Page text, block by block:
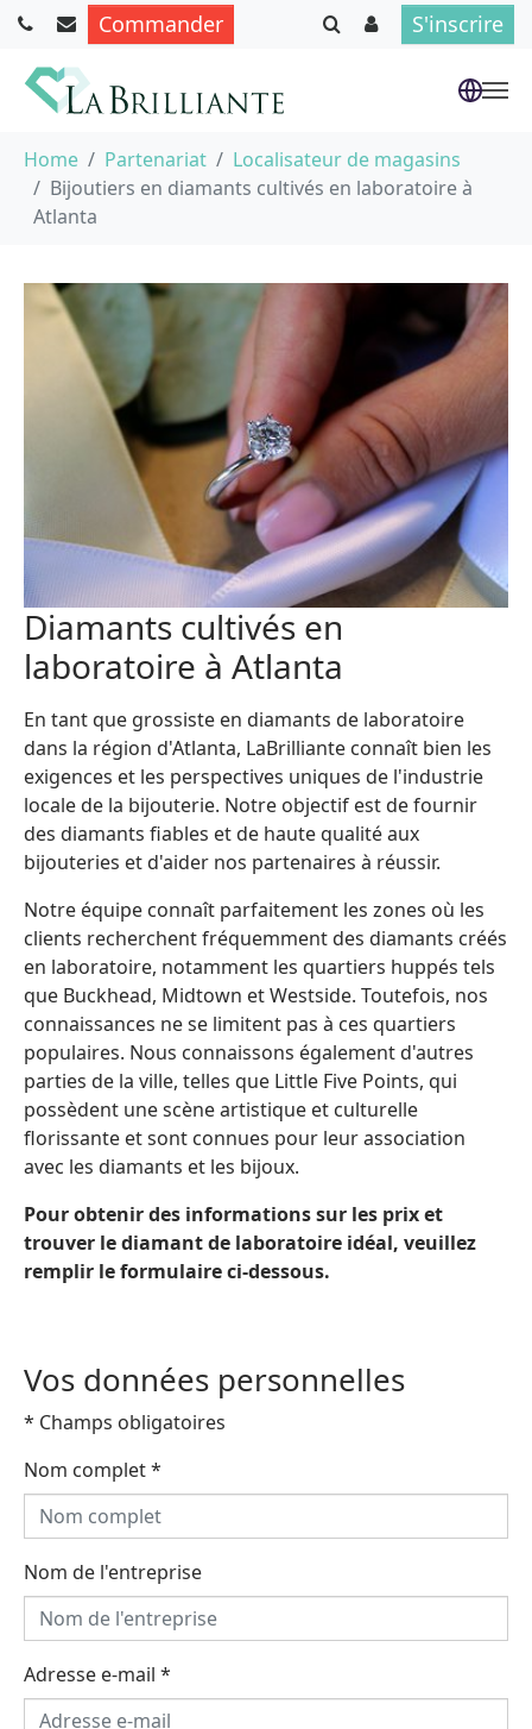
Commander S'inscrire
Home Partenariat
Localisateur de magasins
Bijoutiers en diamants cultivés en laboratoire à
Atlanta
Diamants cultivés en
laboratoire à Atlanta
En tant que grossiste en diamants de laboratoire
dans la région d'Atlanta, LaBrilliante connaît bien les
exigences et les perspectives uniques de l'industrie
locale de la bijouterie. Notre objectif est de fournir
des diamants fiables et de haute qualité aux
bijouteries et d'aider nos partenaires à réussir.
Notre équipe connaît parfaitement les zones où les
clients recherchent fréquemment des diamants créés
en laboratoire, notamment les quartiers huppés tels
que Buckhead, Midtown et Westside. Toutefois, nos
connaissances ne se limitent pas à ces quartiers
populaires. Nous connaissons également d'autres
parties de la ville, telles que Little Five Points, qui
possèdent une scène artistique et culturelle
florissante et sont connues pour leur association
avec les diamants et les bijoux.
Pour obtenir des informations sur les prix et
trouver le diamant de laboratoire idéal, veuillez
remplir le formulaire ci-dessous.
Vos données personnelles
* Champs obligatoires
Nom complet*
Nom de l'entreprise
Adresse e-mail *